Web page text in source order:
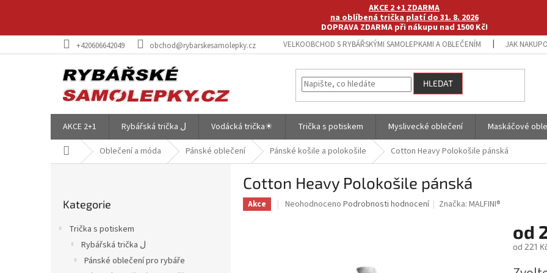
AKCE 2 +1 ZDARMA
na oblíbená trička platí do 31. 8. 2026
DOPRAVA ZDARMA při nákupu nad 1500 Kč!
+420606642049 obchod@rybarskesamolepky.cz VELKOOBCHOD S RYBÁŘSKÝMI SAMOLEPKAMI A OBLEČENÍM JAK
HLEDAT
AKCE 2+1 Rybářská trička ل Vodácká trička☀ Trička s potiskem Myslivecké oblečení Maskáčové
Domů Oblečení a móda Pánské oblečení Pánské košile a polokošile Cotton Heavy Polokošile pánská
kategorie
Kategorie
Trička s potiskem
Rybářská trička ل
Pánské oblečení pro rybáře
Cotton Heavy Polokošile pánská
Akce
Průměrné
Neohodnoceno Podrobnosti hodnocení Značka:MALFINI®
od
od 221